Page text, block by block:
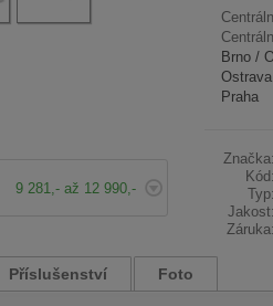
Brno /
Ostrava
Praha
Značka:
Kód:
Typ:
Jakost:
Záruka:
9 281,- až 12 990,-
Příslušenství Foto